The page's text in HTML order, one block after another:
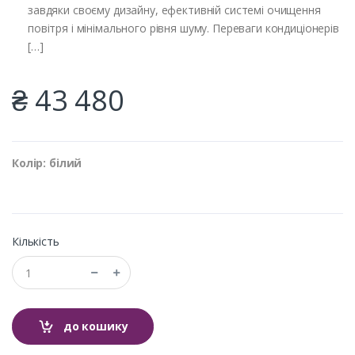
завдяки своєму дизайну, ефективній системі очищення
повітря і мінімального рівня шуму. Переваги кондиціонерів
[…]
₴ 43 480
Колір: білий
Кількість
до кошику